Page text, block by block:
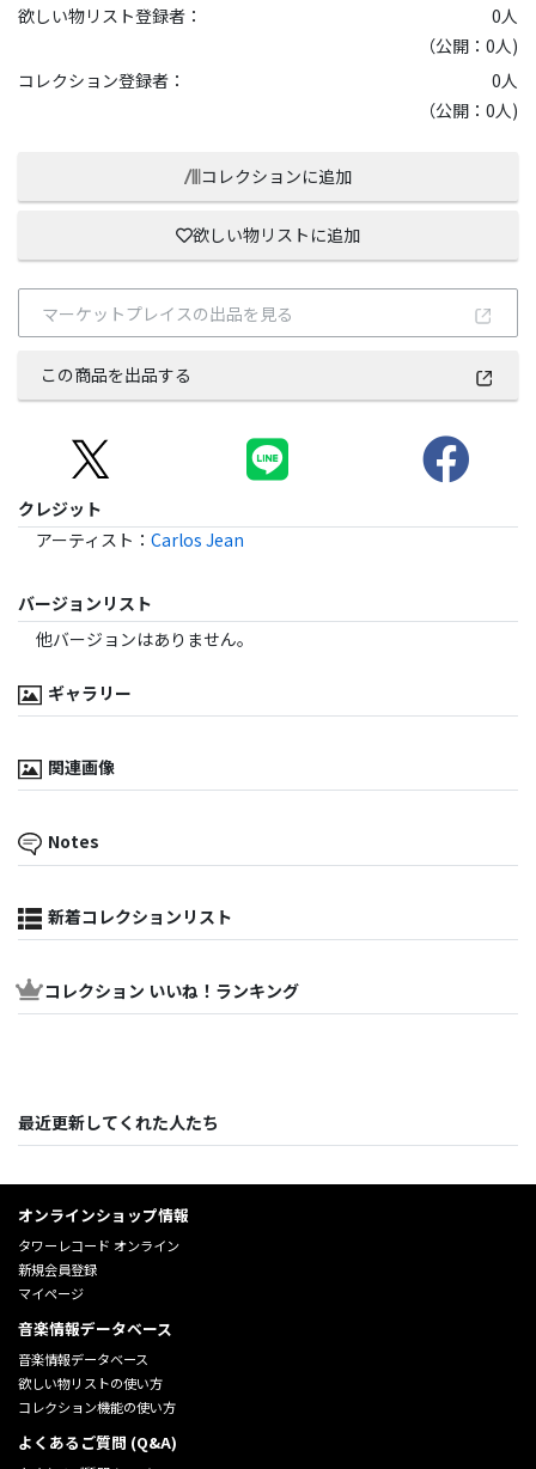
欲しい物リスト登録者： 0人
（公開：0人)
コレクション登録者：
0人
（公開：0人)
コレクションに追加
欲しい物リストに追加
マーケットプレイスの出品を見る
この商品を出品する
クレジット
アーティスト ： Carlos Jean
バージョンリスト
他バージョンはありません。
ギャラリー
関連画像
Notes
新着コレクションリスト
コレクション いいね！ランキング
最近更新してくれた人たち
オンラインショップ情報
タワーレコード オンライン
新規会員登録
マイページ
音楽情報データベース
音楽情報データベース
欲しい物リストの使い方
コレクション機能の使い方
よくあるご質問 (Q&A)